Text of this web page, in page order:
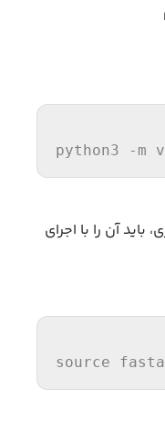
python3 -m
آن را با اجرای
source